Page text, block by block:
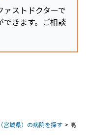
ストドクターで
できます。ご相談
宮城県）の病院を探す
高